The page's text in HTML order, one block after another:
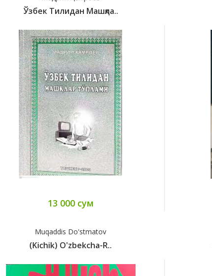
Ўзбек Тилидан Машқла..
13 000 сум
Muqaddis Do'stmatov
(Kichik) O'zbekcha-R..